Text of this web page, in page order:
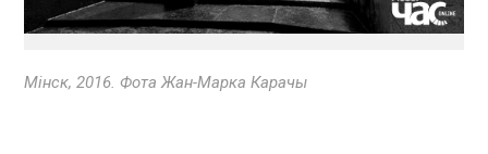
Мінск, 2016. Фота Жан-Марка Карачы